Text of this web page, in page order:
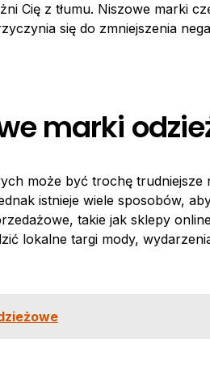
Cię z tłumu. Niszowe marki
się do zmniejszenia
marki
może być trochę
istnieje wiele sposobów,
takie jak sklepy
lokalne targi mody,